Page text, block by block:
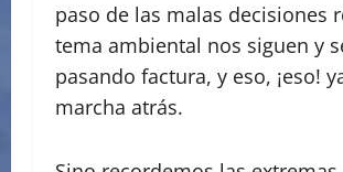
paso de las malas decisiones
tema ambiental nos siguen y
pasando factura, y eso, ¡eso!
marcha atrás.